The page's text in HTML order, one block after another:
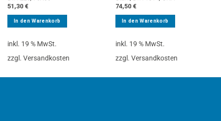
51,30 €
In den Warenkorb
inkl. 19 % MwSt.
zzgl. Versandkosten
74,50 €
In den Warenkorb
inkl. 19 % MwSt.
zzgl. Versandkosten